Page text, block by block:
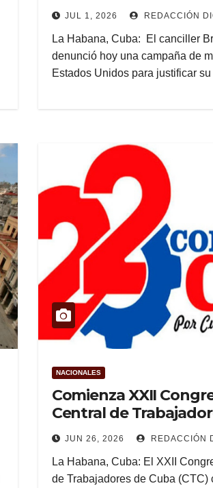
JUL 1, 2026 REDACCIÓN
La Habana, Cuba: El canciller
denunció hoy una campaña de
Estados Unidos para justificar
NACIONALES
Comienza XXII
Central de
JUN 26, 2026 REDACCIÓN
La Habana, Cuba: El XXII
de Trabajadores de Cuba (CTC)